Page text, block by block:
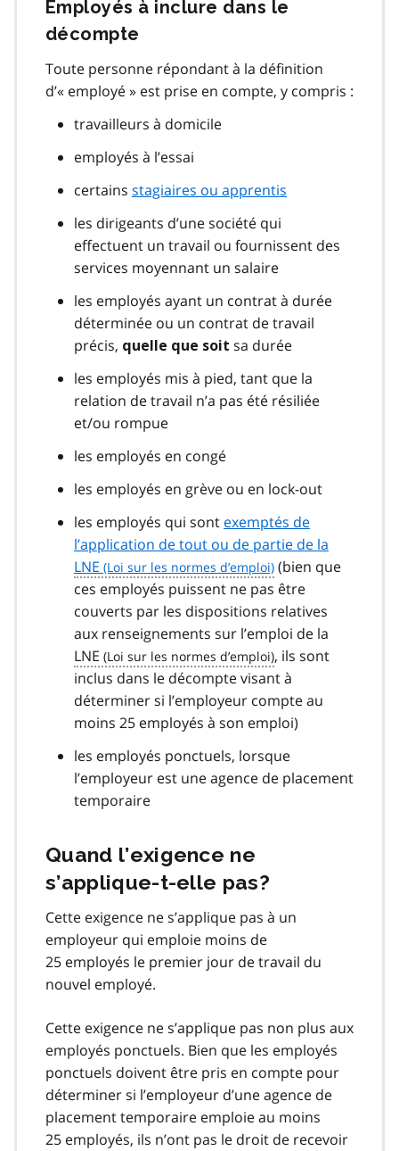
Employés à inclure dans le
décompte
Toute personne répondant à la définition
d’« employé » est prise en compte, y compris :
travailleurs à domicile
employés à l’essai
certains stagiaires ou apprentis
les dirigeants d’une société qui
effectuent un travail ou fournissent des
services moyennant un salaire
les employés ayant un contrat à durée
déterminée ou un contrat de travail
précis, quelle que soit sa durée
les employés mis à pied, tant que la
relation de travail n’a pas été résiliée
et/ou rompue
les employés en congé
les employés en grève ou en lock-out
les employés qui sont exemptés de
l’application de tout ou de partie de la
LNE
(bien que
ces employés puissent ne pas être
couverts par les dispositions relatives
aux renseignements sur l’emploi de la
LNE
, ils sont
inclus dans le décompte visant à
déterminer si l’employeur compte au
moins 25 employés à son emploi)
les employés ponctuels, lorsque
l’employeur est une agence de placement
temporaire
Quand l’exigence ne
s’applique-t-elle pas?
Cette exigence ne s’applique pas à un
employeur qui emploie moins de
25 employés le premier jour de travail du
nouvel employé.
Cette exigence ne s’applique pas non plus aux
employés ponctuels. Bien que les employés
ponctuels doivent être pris en compte pour
déterminer si l’employeur d’une agence de
placement temporaire emploie au moins
25 employés, ils n’ont pas le droit de recevoir